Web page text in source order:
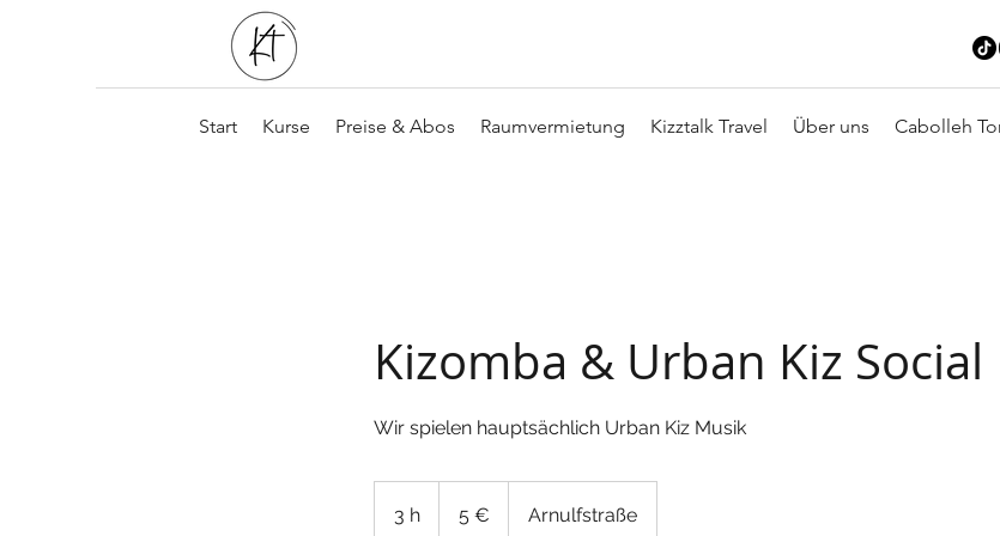
Start Kurse Preise & Abos Raumvermietung Kizztalk Travel Über uns Cabolleh
Kizomba & Urban Kiz Social
Wir spielen hauptsächlich Urban Kiz Musik
3 h 5 € Arnulfstraße